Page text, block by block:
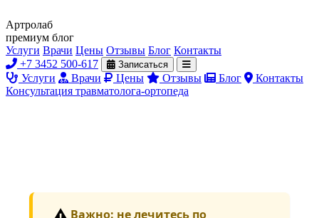
Артролаб
премиум блог
Услуги Врачи Цены Отзывы Блог Контакты
+7 3452 500-617
Записаться
Услуги Врачи Цены Отзывы Блог
Контакты
Консультация травматолога-ортопеда
Важно: не лечитесь по